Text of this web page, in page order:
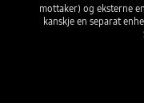
mottaker) og eksterne
kanskje en separat